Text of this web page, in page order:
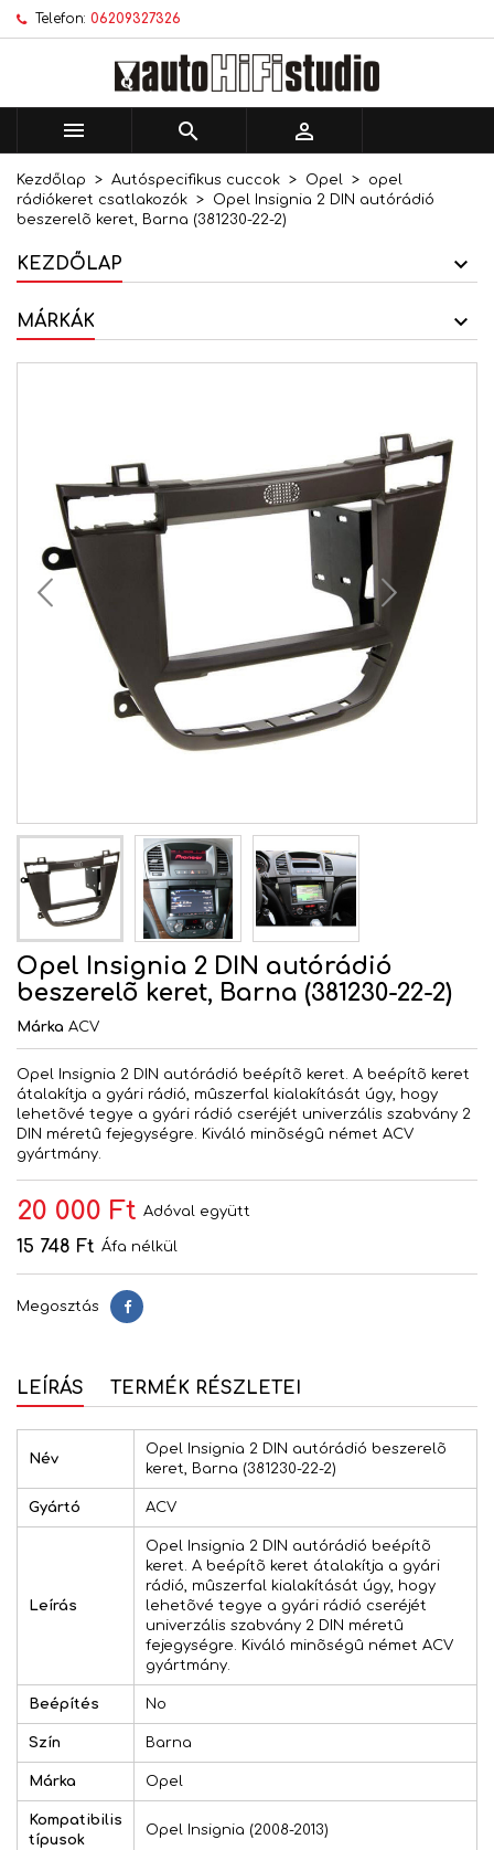
Telefon: 06209327326
  
Kezdőlap Autóspecifikus cuccok Opel
opel
rádiókeret csatlakozók
Opel Insignia 2 DIN autórádió
beszerelõ keret, Barna (381230-22-2)
KEZDŐLAP
MÁRKÁK
Opel Insignia 2 DIN autórádió
beszerelõ keret, Barna (381230-22-2)
Márka ACV
Opel Insignia 2 DIN autórádió beépítõ keret. A beépítõ keret
átalakítja a gyári rádió, mûszerfal kialakítását úgy, hogy
lehetõvé tegye a gyári rádió cseréjét univerzális szabvány 2
DIN méretû fejegységre. Kiváló minõségû német ACV
gyártmány.
20 000 Ft Adóval együtt
15 748 Ft Áfa nélkül
Megosztás Megosztás
LEÍRÁS TERMÉK RÉSZLETEI
Név
Opel Insignia 2 DIN autórádió beszerelõ
keret, Barna (381230-22-2)
Gyártó ACV
Leírás
Opel Insignia 2 DIN autórádió beépítõ
keret. A beépítõ keret átalakítja a gyári
rádió, mûszerfal kialakítását úgy, hogy
lehetõvé tegye a gyári rádió cseréjét
univerzális szabvány 2 DIN méretû
fejegységre. Kiváló minõségû német ACV
gyártmány.
Beépítés No
Szín Barna
Márka Opel
Kompatibilis
típusok
Opel Insignia (2008-2013)
Kívánságlistáim ×
Új lista létrehozása
Kívánságlista létrehozása ×
Kívánságlista neve
Mégsem Kívánságlista létrehozása
Bejelentkezés ×
történő mentéséhez.
Mégsem Bejelentkezés